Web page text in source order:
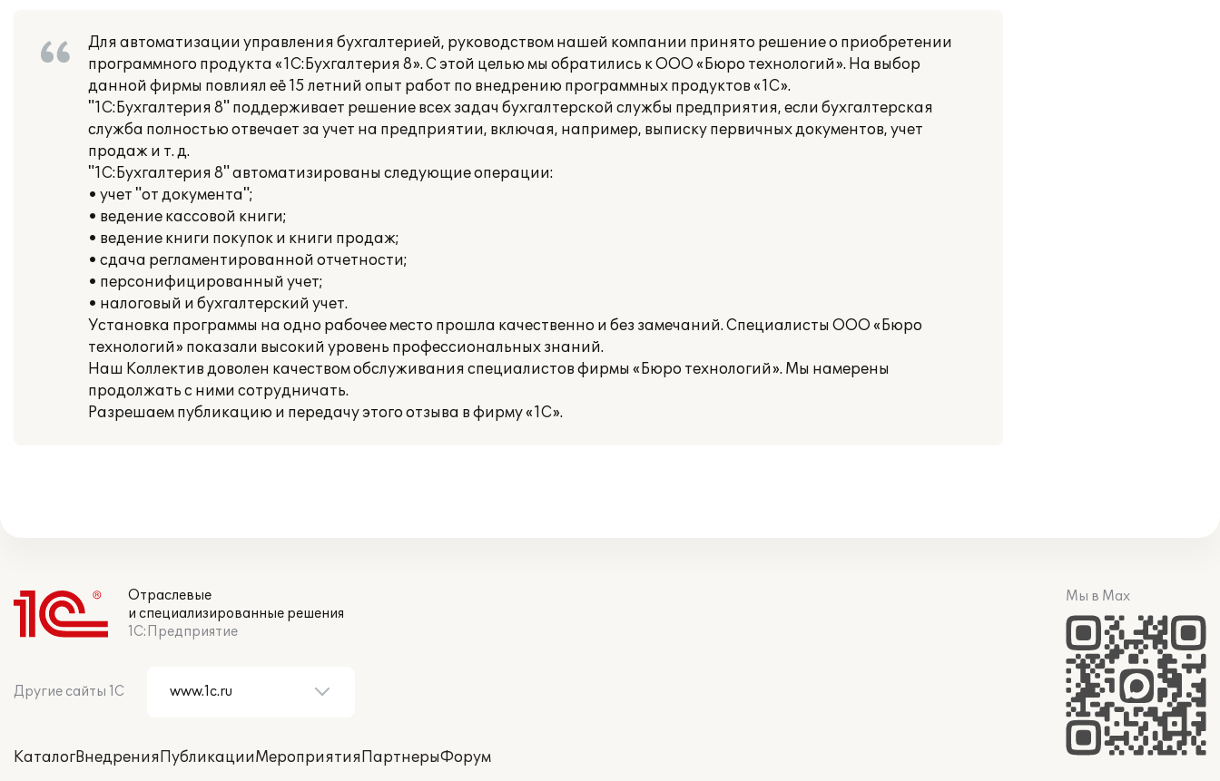
Для автоматизации управления бухгалтерией, руководством нашей компании принято решение о приобретении
программного продукта «1С:Бухгалтерия 8». С этой целью мы обратились к ООО «Бюро технологий». На выбор
данной фирмы повлиял её 15 летний опыт работ по внедрению программных продуктов «1С».
"1С:Бухгалтерия 8" поддерживает решение всех задач бухгалтерской службы предприятия, если бухгалтерская
служба полностью отвечает за учет на предприятии, включая, например, выписку первичных документов, учет
продаж и т. д.
"1С:Бухгалтерия 8" автоматизированы следующие операции:
• учет "от документа";
• ведение кассовой книги;
• ведение книги покупок и книги продаж;
• сдача регламентированной отчетности;
• персонифицированный учет;
• налоговый и бухгалтерский учет.
Установка программы на одно рабочее место прошла качественно и без замечаний. Специалисты ООО «Бюро
технологий» показали высокий уровень профессиональных знаний.
Наш Коллектив доволен качеством обслуживания специалистов фирмы «Бюро технологий». Мы намерены
продолжать с ними сотрудничать.
Разрешаем публикацию и передачу этого отзыва в фирму «1С».
Отраслевые
и специализированные решения
1С:Предприятие
Другие сайты 1С
КаталогВнедренияПубликацииМероприятияПартнерыФорум
Мы в Max